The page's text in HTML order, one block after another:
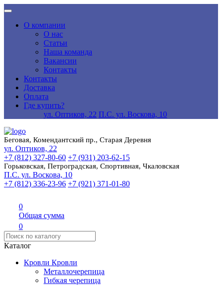
О компании
О нас
Статьи
Наша команда
Вакансии
Контакты
Контакты
Доставка
Оплата
Где купить?
ул. Оптиков, 22 П.С. ул. Воскова, 10
Беговая, Комендантский пр., Старая Деревня
ул. Оптиков, 22
+7 (812) 327-80-60 +7 (931) 203-62-15
Горьковская, Петроградская, Спортивная, Чкаловская
П.С. ул. Воскова, 10
+7 (812) 336-23-96 +7 (921) 371-01-80
0
Общая сумма
0
Каталог
Кровли Кровли
Металлочерепица
Гибкая черепица